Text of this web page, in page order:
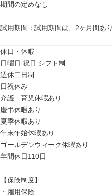
期間の定めなし
試用期間：試用期間は、2ヶ月間あり
休日・休暇
日曜日 祝日 シフト制
週休二日制
日祝休み
介護・育児休暇あり
慶弔休暇あり
夏季休暇あり
年末年始休暇あり
ゴールデンウィーク休暇あり
年間休日110日
【保険制度】
・雇用保険